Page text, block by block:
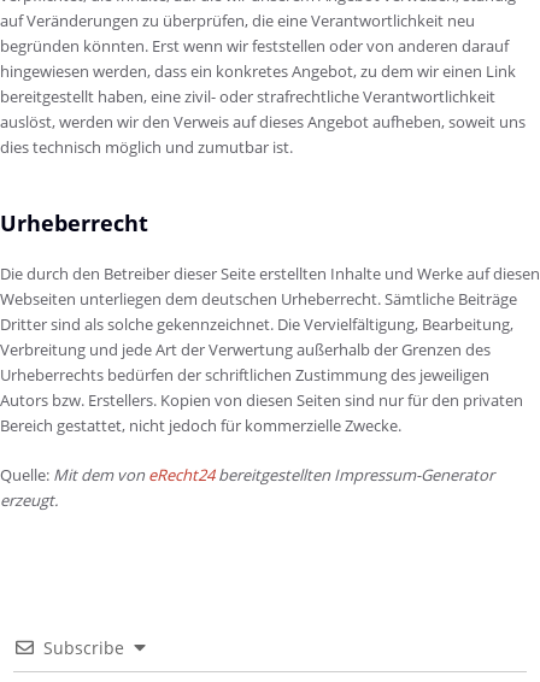
auf Veränderungen zu überprüfen, die eine Verantwortlichkeit neu
begründen könnten. Erst wenn wir feststellen oder von anderen darauf
hingewiesen werden, dass ein konkretes Angebot, zu dem wir einen Link
bereitgestellt haben, eine zivil- oder strafrechtliche Verantwortlichkeit
auslöst, werden wir den Verweis auf dieses Angebot aufheben, soweit uns
dies technisch möglich und zumutbar ist.
Urheberrecht
Die durch den Betreiber dieser Seite erstellten Inhalte und Werke auf diesen
Webseiten unterliegen dem deutschen Urheberrecht. Sämtliche Beiträge
Dritter sind als solche gekennzeichnet. Die Vervielfältigung, Bearbeitung,
Verbreitung und jede Art der Verwertung außerhalb der Grenzen des
Urheberrechts bedürfen der schriftlichen Zustimmung des jeweiligen
Autors bzw. Erstellers. Kopien von diesen Seiten sind nur für den privaten
Bereich gestattet, nicht jedoch für kommerzielle Zwecke.
Quelle: Mit dem voneRecht24bereitgestellten Impressum-Generator
erzeugt.
Subscribe